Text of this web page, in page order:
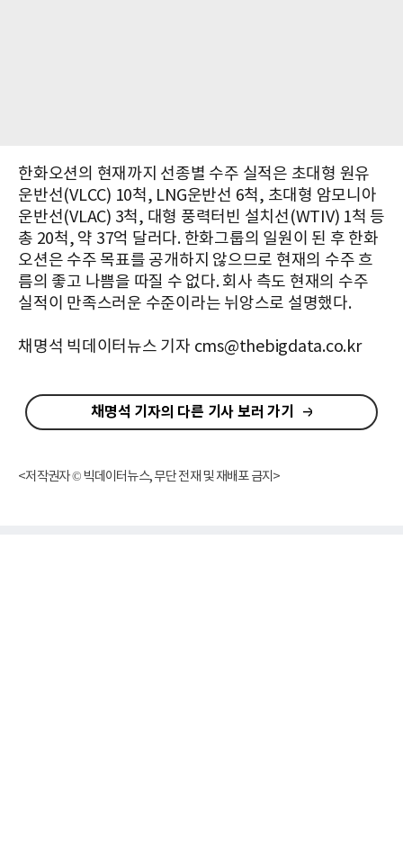
한화오션의 현재까지 선종별 수주 실적은 초대형 원유
운반선(VLCC) 10척, LNG운반선 6척, 초대형 암모니아
운반선(VLAC) 3척, 대형 풍력터빈 설치선(WTIV) 1척 등
총 20척, 약 37억 달러다. 한화그룹의 일원이 된 후 한화
오션은 수주 목표를 공개하지 않으므로 현재의 수주 흐
름의 좋고 나쁨을 따질 수 없다. 회사 측도 현재의 수주
실적이 만족스러운 수준이라는 뉘앙스로 설명했다.
채명석 빅데이터뉴스 기자 cms@thebigdata.co.kr
채명석 기자의 다른 기사 보러 가기
<저작권자 © 빅데이터뉴스, 무단 전재 및 재배포 금지>